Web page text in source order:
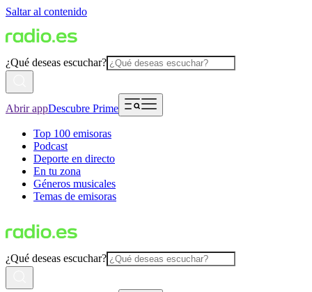
Saltar al contenido
¿Qué deseas escuchar?
Abrir appDescubre Prime
Top 100 emisoras
Podcast
Deporte en directo
En tu zona
Géneros musicales
Temas de emisoras
¿Qué deseas escuchar?